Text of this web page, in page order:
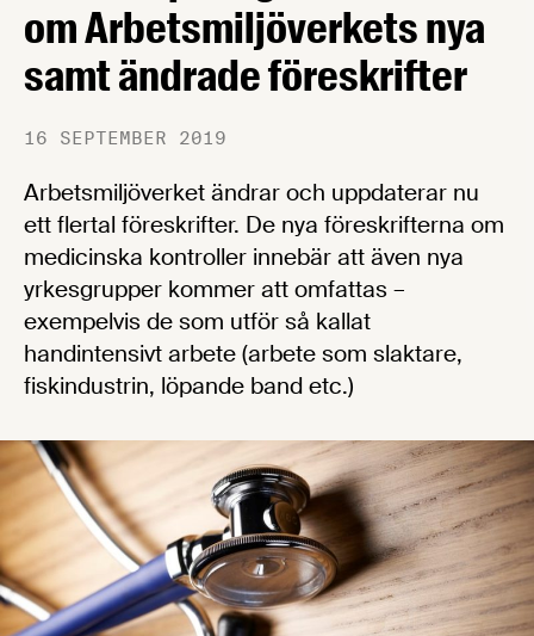
om Arbetsmiljöverkets nya
samt ändrade föreskrifter
16 SEPTEMBER 2019
Arbetsmiljöverket ändrar och uppdaterar nu
ett flertal föreskrifter. De nya föreskrifterna om
medicinska kontroller innebär att även nya
yrkesgrupper kommer att omfattas –
exempelvis de som utför så kallat
handintensivt arbete (arbete som slaktare,
fiskindustrin, löpande band etc.)